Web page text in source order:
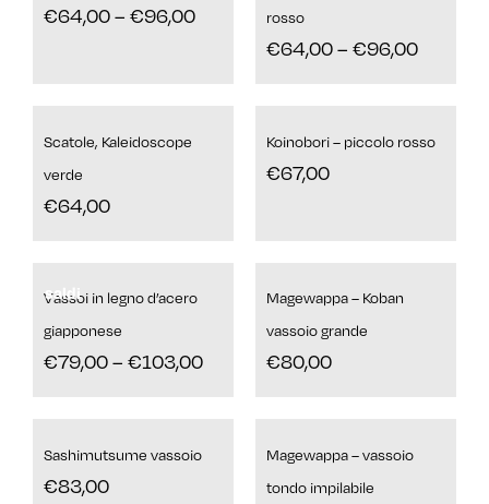
€64,00– €96,00
rosso
€64,00– €96,00
Scatole, Kaleidoscope
verde
€64,00
Koinobori – piccolo rosso
€67,00
saldi
Vassoi in legno d’acero
giapponese
€79,00– €103,00
Magewappa – Koban
vassoio grande
€80,00
Sashimutsume vassoio
€83,00
Magewappa – vassoio
tondo impilabile